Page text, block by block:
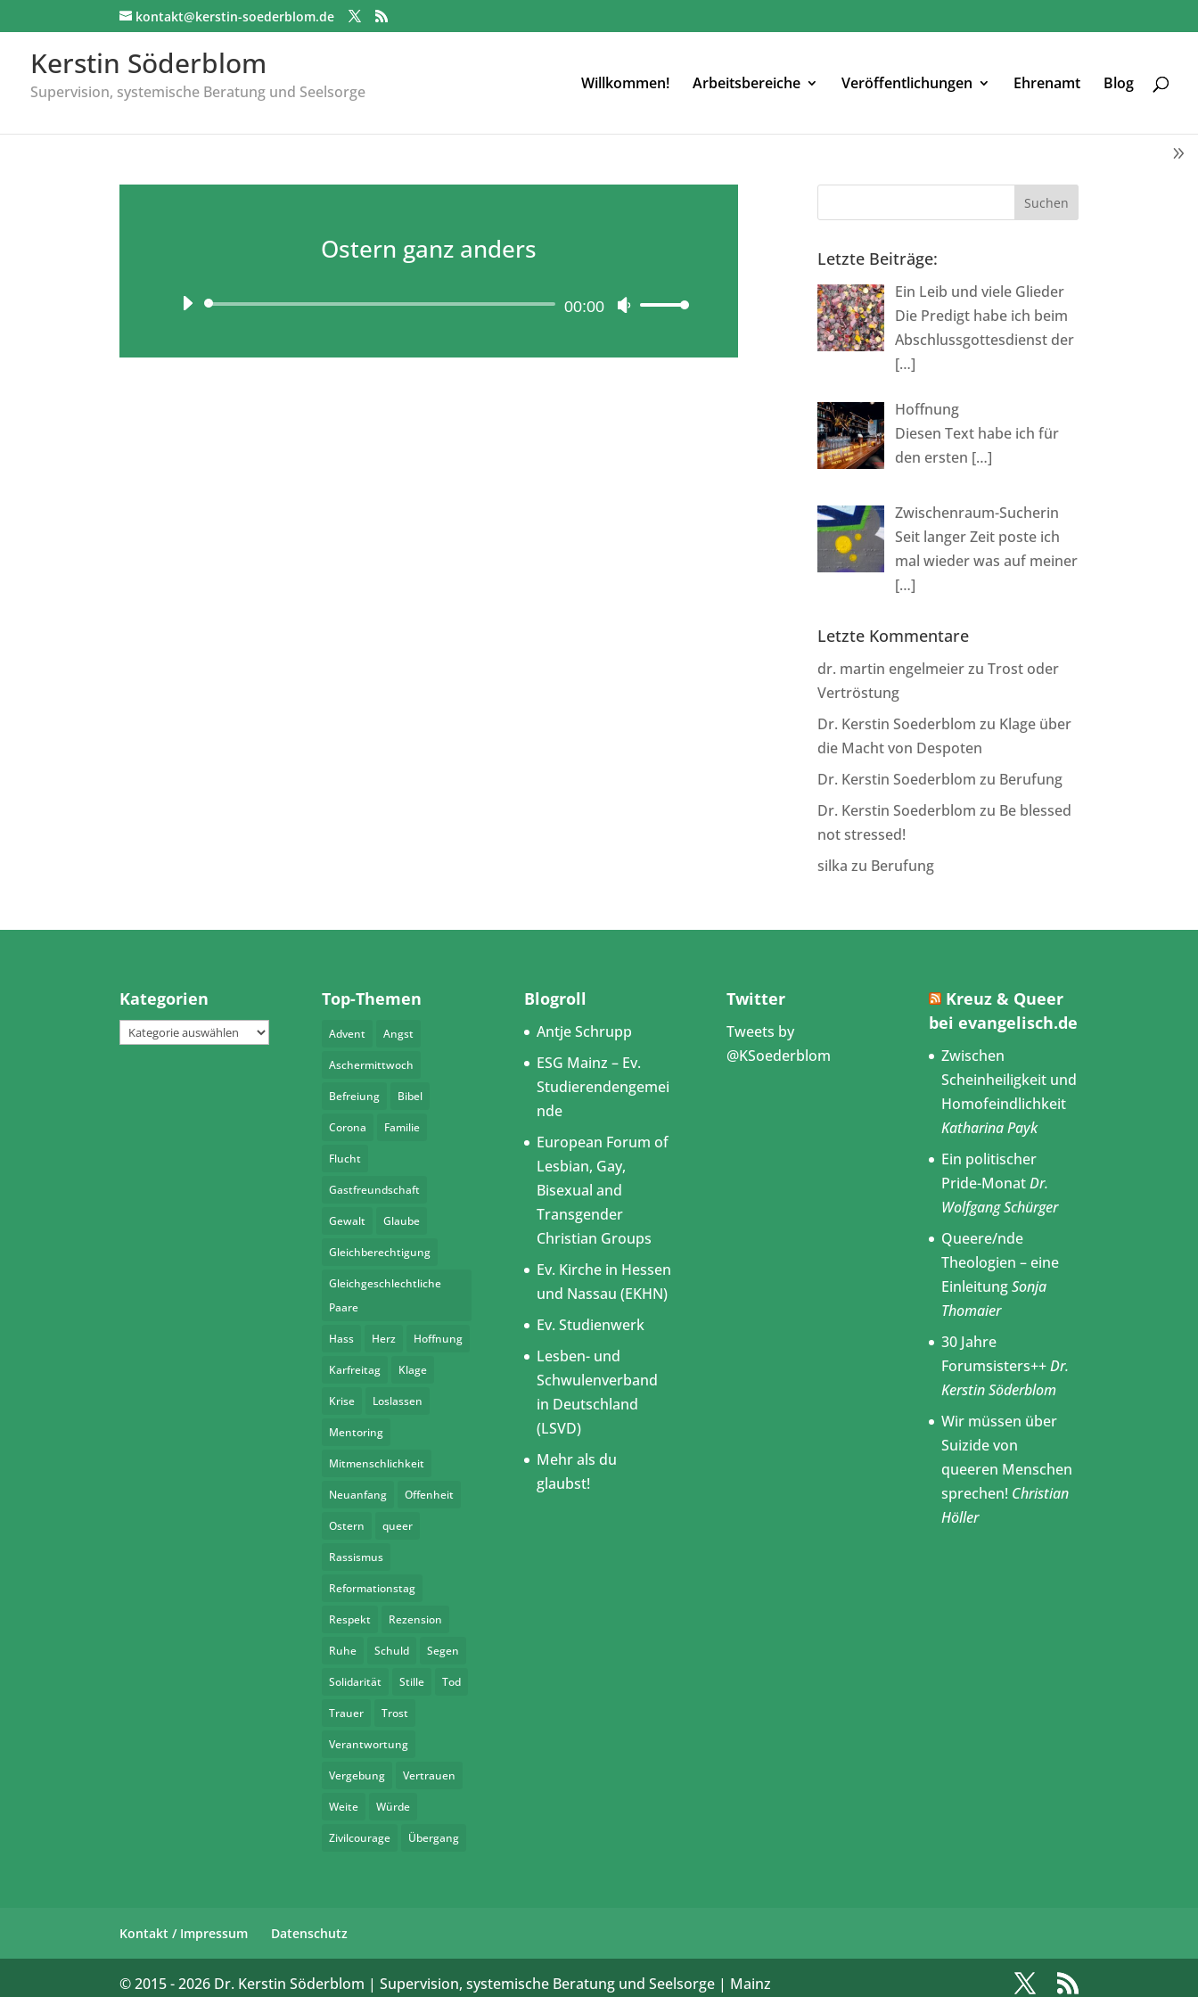
kontakt@kerstin-soederblom.de
Kerstin Söderblom
Supervision, systemische Beratung und Seelsorge Willkommen! Arbeitsbereiche Veröffentlichungen Ehrenamt Blog
Ostern ganz anders
Audio-
00:00
Pfeiltasten
benutzen,
Letzte Beiträge:
Ein Leib und viele Glieder
Die Predigt habe ich beim
Abschlussgottesdienst der
[…]
Hoffnung
Diesen Text habe ich für
den ersten […]
Zwischenraum-Sucherin
Seit langer Zeit poste ich
mal wieder was auf meiner
[…]
Letzte Kommentare
dr. martin engelmeierzuTrost oder
Vertröstung
Dr. Kerstin Soederblom zu Klage über
die Macht von Despoten
Dr. Kerstin Soederblom zu Berufung
Dr. Kerstin Soederblom zu Be blessed
not stressed!
silka zu Berufung
Kategorien
Kategorien
Top-Themen
Advent Angst
Aschermittwoch
Befreiung Bibel
Corona Familie
Flucht
Gastfreundschaft
Gewalt Glaube
Gleichberechtigung
Gleichgeschlechtliche
Paare
Hass Herz Hoffnung
Karfreitag Klage
Krise Loslassen
Mentoring
Mitmenschlichkeit
Neuanfang Offenheit
Ostern queer
Rassismus
Reformationstag
Respekt Rezension
Ruhe Schuld Segen
Solidarität Stille Tod
Trauer Trost
Verantwortung
Vergebung Vertrauen
Weite Würde
Zivilcourage Übergang
Blogroll
Antje Schrupp
ESG Mainz – Ev.
Studierendengemei
nde
European Forum of
Lesbian, Gay,
Bisexual and
Transgender
Christian Groups
Ev. Kirche in Hessen
und Nassau (EKHN)
Ev. Studienwerk
Lesben- und
Schwulenverband
in Deutschland
(LSVD)
Mehr als du
glaubst!
Twitter
Tweets by
@KSoederblom
Kreuz & Queer
bei evangelisch.de
Zwischen
Scheinheiligkeit und
Homofeindlichkeit
Katharina Payk
Ein politischer
Pride-MonatDr.
Wolfgang Schürger
Queere/nde
Theologien – eine
EinleitungSonja
Thomaier
30 Jahre
Forumsisters++Dr.
Kerstin Söderblom
Wir müssen über
Suizide von
queeren Menschen
sprechen! Christian
Höller
Kontakt / Impressum Datenschutz
© 2015 -2026 Dr. Kerstin Söderblom | Supervision, systemische Beratung und Seelsorge | Mainz